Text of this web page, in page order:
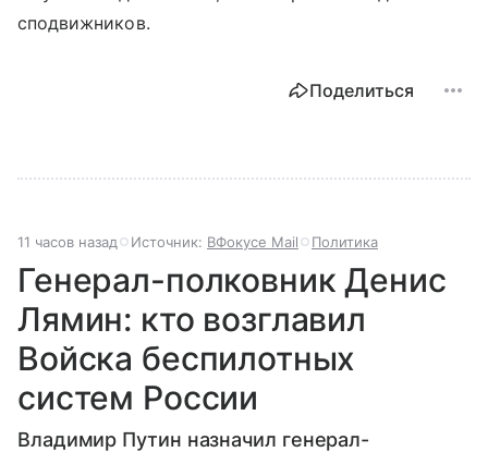
сподвижников.
Поделиться
11 часов назад Источник: ВФокусе Mail Политика
Генерал-полковник Денис
Лямин: кто возглавил
Войска беспилотных
систем России
Владимир Путин назначил генерал-